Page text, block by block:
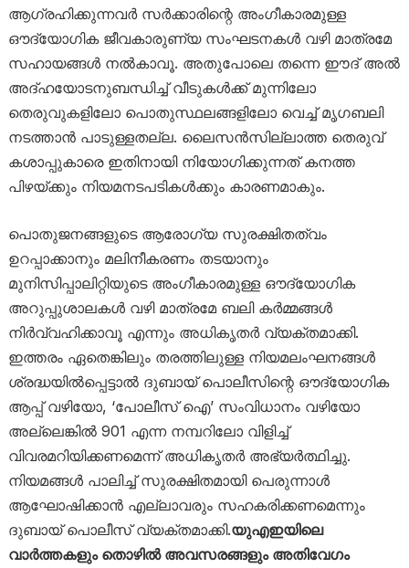
ആഗ്രഹിക്കുന്നവർ സർക്കാരിന്റെ അംഗീകാരമുള്ള
ഔദ്യോഗിക ജീവകാരുണ്യ സംഘടനകൾ വഴി മാത്രമേ
സഹായങ്ങൾ നൽകാവൂ. അതുപോലെ തന്നെ ഈദ് അൽ
അദ്ഹയോടനുബന്ധിച്ച് വീടുകൾക്ക് മുന്നിലോ
തെരുവുകളിലോ പൊതുസ്ഥലങ്ങളിലോ വെച്ച് മൃഗബലി
നടത്താൻ പാടുള്ളതല്ല. ലൈസൻസില്ലാത്ത തെരുവ്
കശാപ്പുകാരെ ഇതിനായി നിയോഗിക്കുന്നത് കനത്ത
പിഴയ്ക്കും നിയമനടപടികൾക്കും കാരണമാകും.
പൊതുജനങ്ങളുടെ ആരോഗ്യ സുരക്ഷിതത്വം
ഉറപ്പാക്കാനും മലിനീകരണം തടയാനും
മുനിസിപ്പാലിറ്റിയുടെ അംഗീകാരമുള്ള ഔദ്യോഗിക
അറുപ്പുശാലകൾ വഴി മാത്രമേ ബലി കർമ്മങ്ങൾ
നിർവ്വഹിക്കാവൂ എന്നും അധികൃതർ വ്യക്തമാക്കി.
ഇത്തരം ഏതെങ്കിലും തരത്തിലുള്ള നിയമലംഘനങ്ങൾ
ശ്രദ്ധയിൽപ്പെട്ടാൽ ദുബായ് പൊലീസിന്റെ ഔദ്യോഗിക
ആപ്പ് വഴിയോ, ‘പോലീസ് ഐ’ സംവിധാനം വഴിയോ
അല്ലെങ്കിൽ 901 എന്ന നമ്പറിലോ വിളിച്ച്
വിവരമറിയിക്കണമെന്ന് അധികൃതർ അഭ്യർത്ഥിച്ചു.
നിയമങ്ങൾ പാലിച്ച് സുരക്ഷിതമായി പെരുന്നാൾ
ആഘോഷിക്കാൻ എല്ലാവരും സഹകരിക്കണമെന്നും
ദുബായ് പൊലീസ് വ്യക്തമാക്കി.യുഎഇയിലെ
വാർത്തകളും തൊഴിൽ അവസരങ്ങളും അതിവേഗം